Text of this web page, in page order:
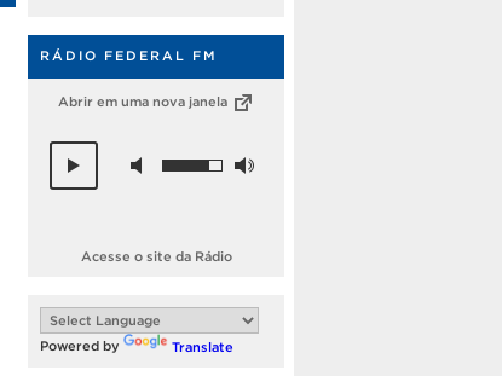
RÁDIO FEDERAL FM
Abrir em uma nova janela
Acesse o site da Rádio
Powered by Translate